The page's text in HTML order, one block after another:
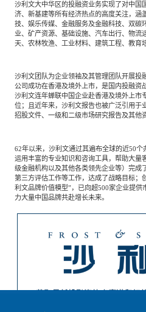
沙利文大中华区的投融资业务实现了对中国
济、新基建等所有经济热点的高度关注，涵
技、娱乐传媒、金融服务及金融科技、双碳
业、矿产资源、基础设施、汽车出行、物流
天、农林牧渔、工业材料、建筑工程、教育
沙利文团队为企业领袖及其管理团队开展投
公司成功在香港及境外上市，是国内投融资
沙利文连年蝉联中国企业赴香港及境外上市
位；且近年来，沙利文报告也被广泛引用于
招股文件、一级和二级市场研究报告及其他
62年以来，沙利文通过其遍布全球的近50个
运用丰富的专业知识和咨询工具，帮助大量
级金融机构以及其他各类领先企业等）完成
第三方评估工作等工作，达成了战略目标；
利文品牌价值模型”，已向超500家企业提
力大量中国品牌共赴增长未来。